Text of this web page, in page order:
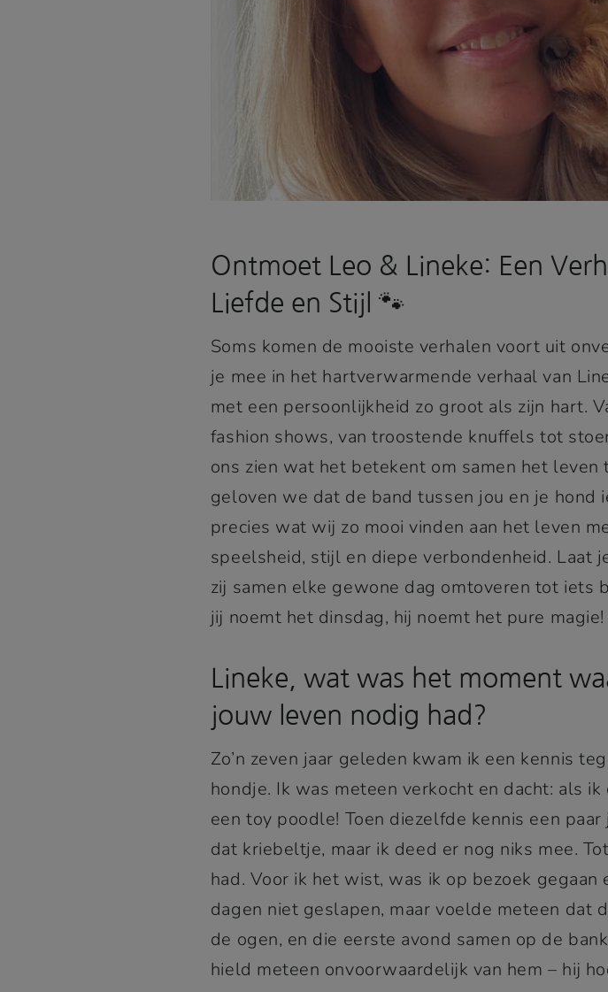
Ontmoet Leo & Lineke: Een
Liefde en Stijl 🐾
Soms komen de mooiste verhalen voort uit
je mee in het hartverwarmende verhaal van
met een persoonlijkheid zo groot als zijn hart.
fashion shows, van troostende knuffels tot
ons zien wat het betekent om samen het
geloven we dat de band tussen jou en je hond
precies wat wij zo mooi vinden aan het leven
speelsheid, stijl en diepe verbondenheid. Laat
zij samen elke gewone dag omtoveren tot iets
jij noemt het dinsdag, hij noemt het pure magie!
Lineke, wat was het moment
jouw leven nodig had?
Zo’n zeven jaar geleden kwam ik een kennis
hondje. Ik was meteen verkocht en dacht: als
een toy poodle! Toen diezelfde kennis een
dat kriebeltje, maar ik deed er nog niks mee.
had. Voor ik het wist, was ik op bezoek
dagen niet geslapen, maar voelde meteen dat
de ogen, en die eerste avond samen op de
hield meteen onvoorwaardelijk van hem – hij